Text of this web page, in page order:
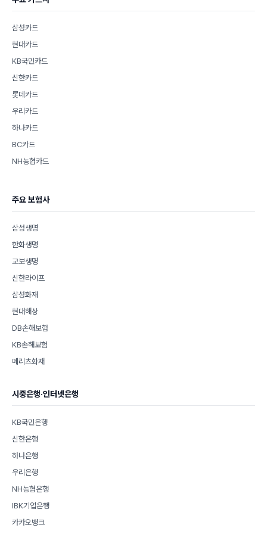
삼성카드
현대카드
KB국민카드
신한카드
롯데카드
우리카드
하나카드
BC카드
NH농협카드
주요 보험사
삼성생명
한화생명
교보생명
신한라이프
삼성화재
현대해상
DB손해보험
KB손해보험
메리츠화재
시중은행·인터넷은행
KB국민은행
신한은행
하나은행
우리은행
NH농협은행
IBK기업은행
카카오뱅크